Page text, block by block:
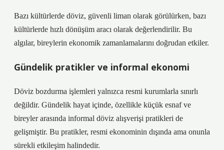
Bazı kültürlerde döviz, güvenli liman olarak görülürken, bazı
kültürlerde hızlı dönüşüm aracı olarak değerlendirilir. Bu
algılar, bireylerin ekonomik zamanlamalarını doğrudan etkiler.
Gündelik pratikler ve informal ekonomi
Döviz bozdurma işlemleri yalnızca resmi kurumlarla sınırlı
değildir. Gündelik hayat içinde, özellikle küçük esnaf ve
bireyler arasında informal döviz alışverişi pratikleri de
gelişmiştir. Bu pratikler, resmi ekonominin dışında ama onunla
sürekli etkileşim halindedir.